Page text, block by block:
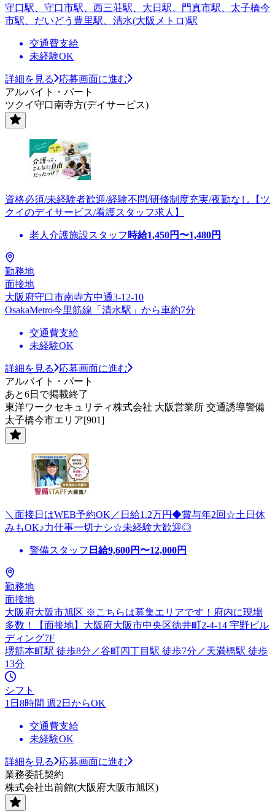
守口駅、守口市駅、西三荘駅、大日駅、門真市駅、太子橋今
市駅、だいどう豊里駅、清水(大阪メトロ)駅
交通費支給
未経験OK
詳細を見る
応募画面に進む
アルバイト・パート
ツクイ守口南寺方(デイサービス)
資格必須/未経験者歓迎/経験不問/研修制度充実/夜勤なし【ツ
クイのデイサービス/看護スタッフ求人】
老人介護施設スタッフ 時給1,450円〜1,480円
勤務地
面接地
大阪府守口市南寺方中通3-12-10
OsakaMetro今里筋線「清水駅」から車約7分
交通費支給
未経験OK
詳細を見る
応募画面に進む
アルバイト・パート
あと6日で掲載終了
東洋ワークセキュリティ株式会社 大阪営業所 交通誘導警備
太子橋今市エリア[901]
＼面接日はWEB予約OK／日給1.2万円◆賞与年2回☆土日休
みもOK♪力仕事一切ナシ☆未経験大歓迎◎
警備スタッフ 日給9,600円〜12,000円
勤務地
面接地
大阪府大阪市旭区 ※こちらは募集エリアです！府内に現場
多数！【面接地】大阪府大阪市中央区徳井町2-4-14 宇野ビル
ディング7F
堺筋本町駅 徒歩8分／谷町四丁目駅 徒歩7分／天満橋駅 徒歩
13分
シフト
1日8時間 週2日からOK
交通費支給
未経験OK
詳細を見る
応募画面に進む
業務委託契約
株式会社出前館(大阪府大阪市旭区)